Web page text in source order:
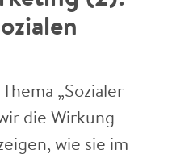
„Sozialer
die Wirkung
wie sie im